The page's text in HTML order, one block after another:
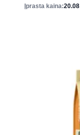
Įprasta kaina:20.08